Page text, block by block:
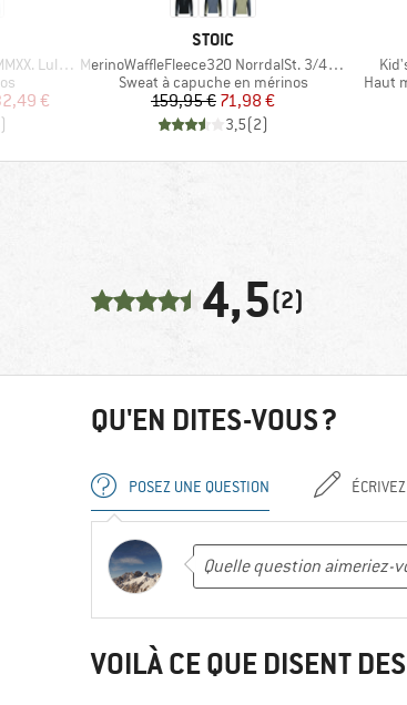
Crew
€
)
MARQUE
STOIC
Article
MerinoWaffleFleece320 NorrdalSt. 3/4 Zip Hoody
Product group
Sweat à capuche en mérinos
Prix
159,95 €Prix réduit
71,98 €
3,5(2)
Haut
4,5(2)
QU'EN DITES-VOUS ?
POSEZ UNE QUESTION
VOILÀ CE QUE DISENT